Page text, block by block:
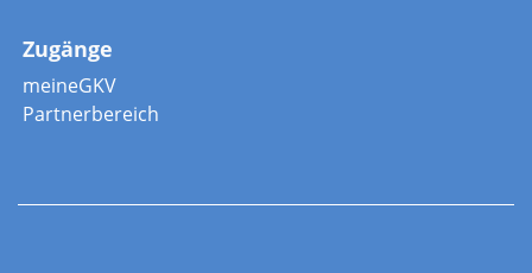
Zugänge
meineGKV
Partnerbereich